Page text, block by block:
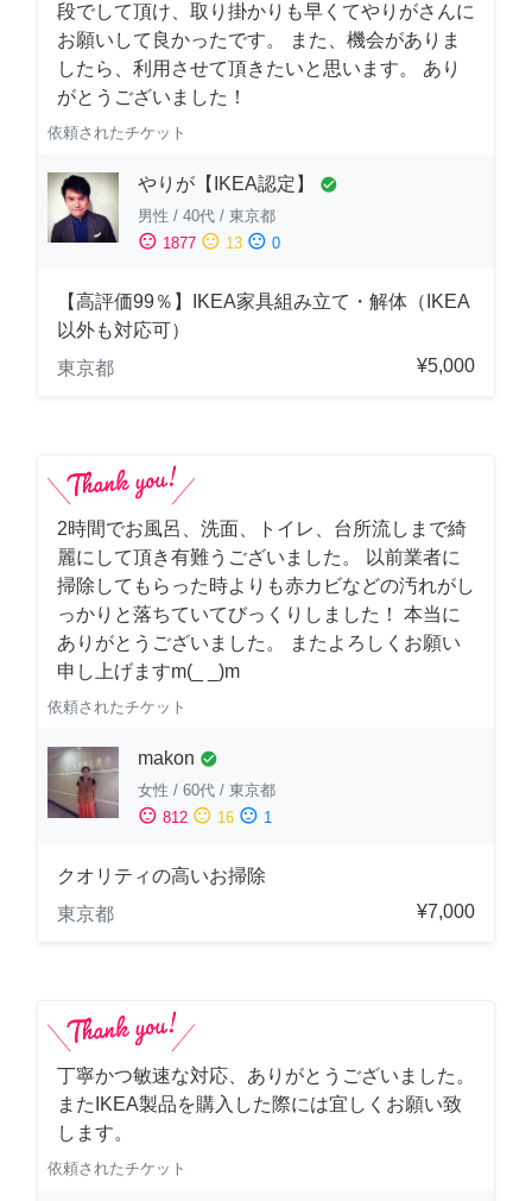
段でして頂け、取り掛かりも早くてやりがさんに
お願いして良かったです。 また、機会がありま
したら、利用させて頂きたいと思います。 あり
がとうございました！
依頼されたチケット
やりが【IKEA認定】 check_circle
男性 / 40代 / 東京都
sentiment_satisfied 1877 sentiment_neutral 13 sentiment_dissatisfied 0
【高評価99％】IKEA家具組み立て・解体（IKEA
以外も対応可）
東京都
¥5,000
2時間でお風呂、洗面、トイレ、台所流しまで綺
麗にして頂き有難うございました。 以前業者に
掃除してもらった時よりも赤カビなどの汚れがし
っかりと落ちていてびっくりしました！ 本当に
ありがとうございました。 またよろしくお願い
申し上げますm(_ _)m
依頼されたチケット
makon check_circle
女性 / 60代 / 東京都
sentiment_satisfied 812 sentiment_neutral 16 sentiment_dissatisfied 1
クオリティの高いお掃除
東京都
¥7,000
丁寧かつ敏速な対応、ありがとうございました。
またIKEA製品を購入した際には宜しくお願い致
します。
依頼されたチケット